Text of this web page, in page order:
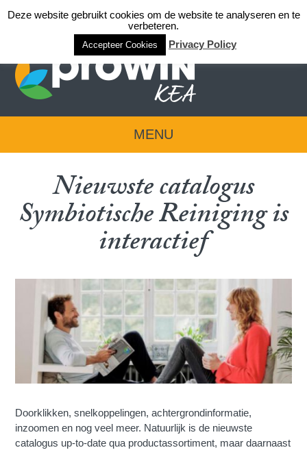
Login team KEA
MENU
Nieuwste catalogus
Symbiotische Reiniging is
interactief
Doorklikken, snelkoppelingen, achtergrondinformatie,
inzoomen en nog veel meer. Natuurlijk is de nieuwste
catalogus up-to-date qua productassortiment, maar daarnaast
Deze website gebruikt cookies om de website te analyseren en te
verbeteren.
Accepteer Cookies Privacy Policy